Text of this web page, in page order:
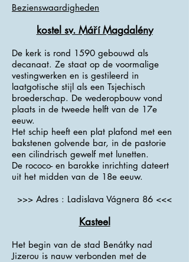
Bezienswaardigheden
kostel sv. Máří Magdalény
De kerk is rond 1590 gebouwd als
decanaat. Ze staat op de voormalige
vestingwerken en is gestileerd in
laatgotische stijl als een Tsjechisch
broederschap. De wederopbouw vond
plaats in de tweede helft van de 17e
eeuw.
Het schip heeft een plat plafond met een
bakstenen golvende bar, in de pastorie
een cilindrisch gewelf met lunetten.
De rococo- en barokke inrichting dateert
uit het midden van de 18e eeuw.
>>> Adres : Ladislava Vágnera 86 <<<
Kasteel
Het begin van de stad Benátky nad
Jizerou is nauw verbonden met de